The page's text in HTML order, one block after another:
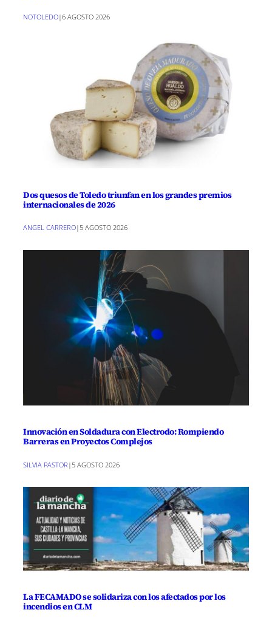
NOTOLEDO|6 AGOSTO 2026
Dos quesos de Toledo triunfan en los grandes premios
internacionales de 2026
ANGEL CARRERO|5 AGOSTO 2026
Innovación en Soldadura con Electrodo: Rompiendo
Barreras en Proyectos Complejos
SILVIA PASTOR | 5 AGOSTO 2026
La FECAMADO se solidariza con los afectados por los
incendios en CLM